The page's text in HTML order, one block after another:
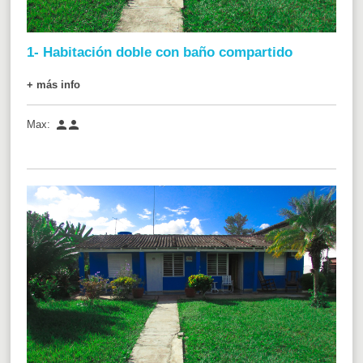
1- Habitación doble con baño compartido
+ más info
Max: 